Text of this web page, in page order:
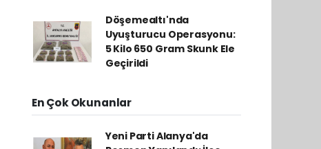
Döşemealtı'nda
Uyuşturucu Operasyonu:
5 Kilo 650 Gram Skunk Ele
Geçirildi
En Çok Okunanlar
Yeni Parti Alanya'da